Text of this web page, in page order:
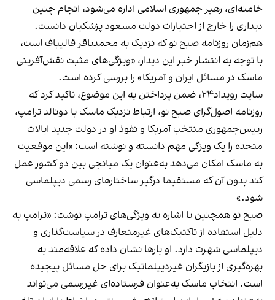
خامنه‌ای، رهبر جمهوری اسلامی اداره می‌شود، انجام چنین
دیداری را خارج از اختیارات دولت مسعود پزشکیان دانست.
هم‌زمان روزنامه صبح نو که نزدیک به محمدباقر قالیباف است،
با توجه به انتشار خبر این دیدار، «ویژگی‌های مثبت نقش‌آفرینی
ماسک در مسائل ایران و آمریکا» را بررسی کرده است.
سایت رویداد۲۴، ضمن پرداختن به این موضوع، تاکید کرد که
روزنامه اصول‌گرای صبح نو، ارتباط نزدیک ماسک با دونالد ترامپ،
رییس‌جمهوری منتخب آمریکا و نفوذ او در دولت جدید ایالات
متحده را یک ویژگی مهم دانسته و نوشته است: «این موقعیت
به ماسک امکان می‌دهد به‌عنوان یک میانجی بین دو کشور عمل
کند بدون آن که مستقیما درگیر ساختار‌های رسمی دیپلماسی
شود.»
صبح نو همچنین با اشاره به ویژگی‌های ترامپ نوشت: «ترامپ به
دلیل استفاده از تاکتیک‌های غیرمتعارف در سیاست‌گذاری و
دیپلماسی شهرت دارد. او بار‌ها نشان داده که علاقه‌مند به
بهره‌گیری از بازیگران غیردیپلماتیک برای حل مسائل پیچیده
است. انتخاب ماسک به‌عنوان فرستاده‌ای غیررسمی می‌تواند